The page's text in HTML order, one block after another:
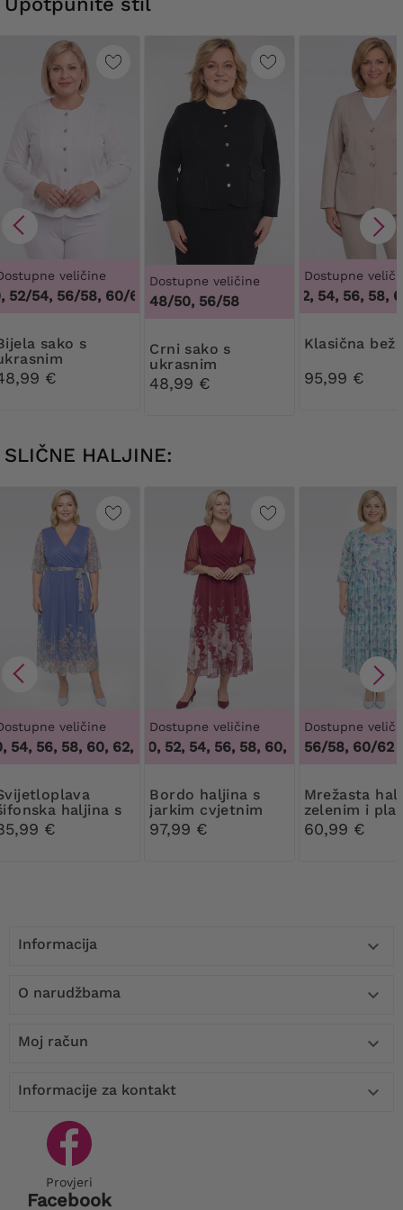
veličine
54, 56/58, 60/62, 48/50, 52/54, 56/58, 60/62
s
€
Dostupne veličine
48/50, 56/58
Crni sako s
ukrasnim
gumbima
48,99 €
Dostupne
50, 52, 54, 56, 58, 60
Klasična bež
95,99 €
SLIČNE HALJINE:
veličine
56, 58, 60, 62, 64 48, 50, 54, 56, 58, 60, 62, 64
haljina s
€
Dostupne veličine
48, 50, 52, 54, 56, 58, 60, 62, 64,48, 50,
Bordo haljina s
jarkim cvjetnim
donjim dijelom
97,99 €
Dostupne
56/58, 60/62
Mrežasta haljina s
zelenim i
lišćem
60,99 €
Informacija 
O narudžbama 
Moj račun 
Informacije za kontakt 
Provjeri
Facebook